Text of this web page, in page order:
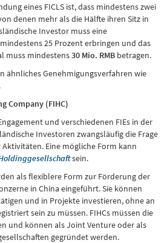
eines FICLS ist, dass mindestens zwei
denen mehr als die Hälfte ihren Sitz in
Investor muss eine
25 Prozent erbringen und das
muss mindestens30 Mio. RMB betragen.
ähnliches Genehmigungsverfahren wie
Company (FIHC)
und verschiedenen FIEs in der
Investoren zwangsläufig die Frage
Eine mögliche Form kann
sein.
als flexiblere Form zur Förderung der
in China eingeführt. Sie können
und in Projekte investieren, ohne an
sein zu müssen. FIHCs müssen die
und können als Joint Venture oder als
gegründet werden.